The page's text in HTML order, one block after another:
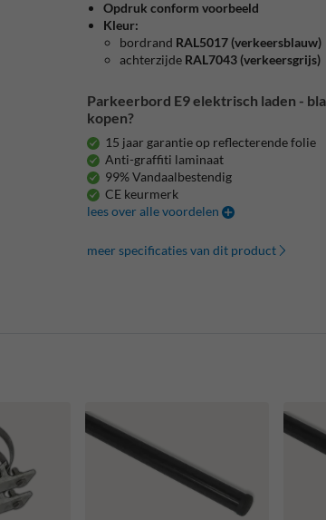
Opdruk conform voorbeeld
Kleur:
bordrand RAL5017 (verkeersblauw)
achterzijde RAL7043 (verkeersgrijs)
Parkeerbord E9 elektrisch laden -
kopen?
15 jaar garantie op reflecterende folie
Anti-graffiti laminaat
99% Vandaalbestendig
CE keurmerk
lees over alle voordelen
meer specificaties van dit product